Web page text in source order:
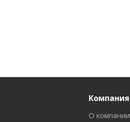
Компания
О компании